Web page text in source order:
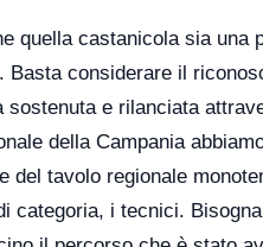
quella castanicola sia
Basta considerare il
e rilanciata
della Campania
del tavolo regionale
categoria, i tecnici.